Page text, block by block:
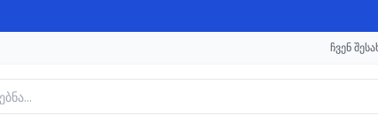
ჩვენ